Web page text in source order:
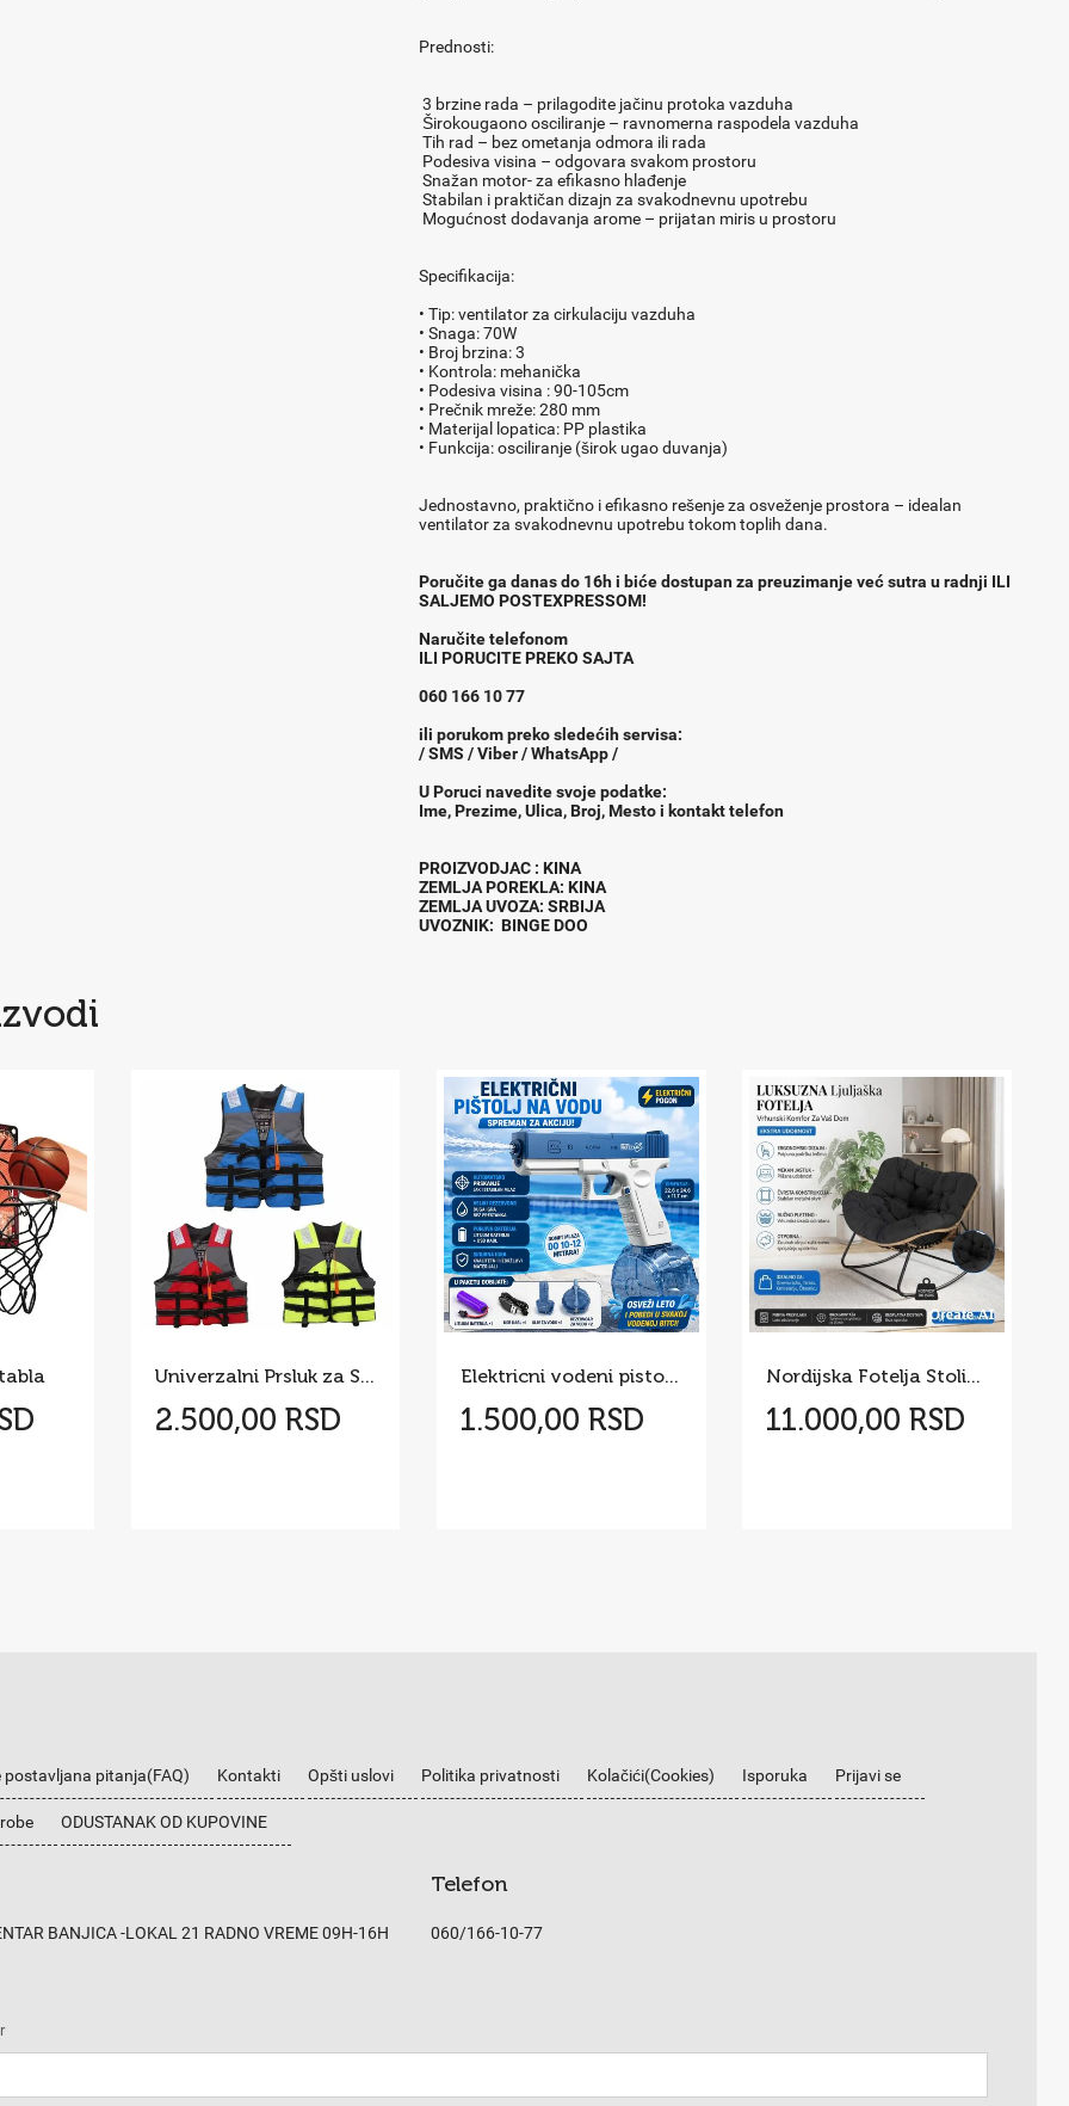
Prednosti:
3 brzine rada – prilagodite jačinu protoka vazduha
Širokougaono osciliranje – ravnomerna raspodela vazduha
Tih rad – bez ometanja odmora ili rada
Podesiva visina – odgovara svakom prostoru
Snažan motor- za efikasno hlađenje
Stabilan i praktičan dizajn za svakodnevnu upotrebu
Mogućnost dodavanja arome – prijatan miris u prostoru
Specifikacija:
• Tip: ventilator za cirkulaciju vazduha
• Snaga: 70W
• Broj brzina: 3
• Kontrola: mehanička
• Podesiva visina : 90-105cm
• Prečnik mreže: 280 mm
• Materijal lopatica: PP plastika
• Funkcija: osciliranje (širok ugao duvanja)
Jednostavno, praktično i efikasno rešenje za osveženje prostora – idealan
ventilator za svakodnevnu upotrebu tokom toplih dana.
Poručite ga danas do 16h i biće dostupan za preuzimanje već sutra u radnji ILI
SALJEMO POSTEXPRESSOM!
Naručite telefonom
ILI PORUCITE PREKO SAJTA
060 166 10 77
ili porukom preko sledećih servisa:
/ SMS / Viber / WhatsApp /
U Poruci navedite svoje podatke:
Ime, Prezime, Ulica, Broj, Mesto i kontakt telefon
PROIZVODJAC : KINA
ZEMLJA POREKLA: KINA
ZEMLJA UVOZA: SRBIJA
UVOZNIK: BINGE DOO
Univerzalni Prsluk za Spasavanje sa Pištaljkom – Neon Žuti
2.500,00 RSD
Elektricni vodeni pistolj - GLOCK
1.500,00 RSD
Nordijska Fotelja Stolica za ljuljanje
11.000,00 RSD
postavljana pitanja(FAQ) Kontakti Opšti uslovi Politika privatnosti Kolačići(Cookies) Isporuka Prijavi se
ODUSTANAK OD KUPOVINE
BANJICA -LOKAL 21 RADNO VREME 09H-16H
Telefon
060/166-10-77